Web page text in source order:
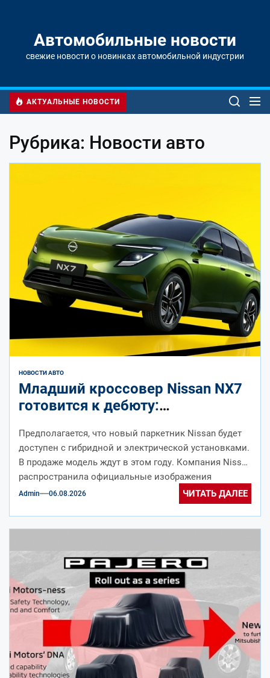
содержимомуАвтомобильные новости
свежие новости о новинках автомобильной индустрии
АКТУАЛЬНЫЕ НОВОСТИ
Рубрика: Новости авто
НОВОСТИ АВТО
Младший кроссовер Nissan NX7
готовится к дебюту:
Предполагается, что новый паркетник Nissan будет
доступен с гибридной и электрической установками.
В продаже модель ждут в этом году. Компания Nissan
распространила официальные изображения
кроссовера...
Admin 06.08.2026 ЧИТАТЬ ДАЛЕЕ